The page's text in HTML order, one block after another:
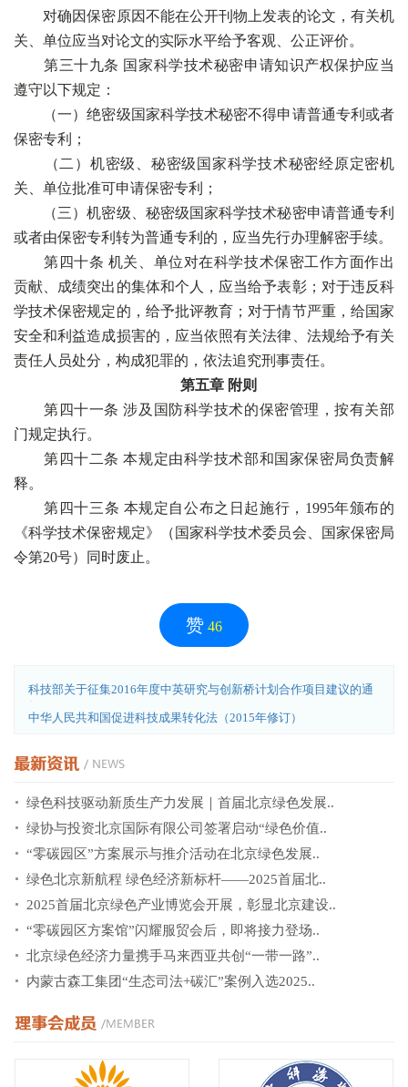
对确因保密原因不能在公开刊物上发表的论文，有关机
关、单位应当对论文的实际水平给予客观、公正评价。
第三十九条 国家科学技术秘密申请知识产权保护应当
遵守以下规定：
（一）绝密级国家科学技术秘密不得申请普通专利或者
保密专利；
（二）机密级、秘密级国家科学技术秘密经原定密机
关、单位批准可申请保密专利；
（三）机密级、秘密级国家科学技术秘密申请普通专利
或者由保密专利转为普通专利的，应当先行办理解密手续。
第四十条 机关、单位对在科学技术保密工作方面作出
贡献、成绩突出的集体和个人，应当给予表彰；对于违反科
学技术保密规定的，给予批评教育；对于情节严重，给国家
安全和利益造成损害的，应当依照有关法律、法规给予有关
责任人员处分，构成犯罪的，依法追究刑事责任。
第五章 附则
第四十一条 涉及国防科学技术的保密管理，按有关部
门规定执行。
第四十二条 本规定由科学技术部和国家保密局负责解
释。
第四十三条 本规定自公布之日起施行，1995年颁布的
《科学技术保密规定》（国家科学技术委员会、国家保密局
令第20号）同时废止。
赞 46
科技部关于征集2016年度中英研究与创新桥计划合作项目建议的通
中华人民共和国促进科技成果转化法（2015年修订）
绿色科技驱动新质生产力发展｜首届北京绿色发展..
绿协与投资北京国际有限公司签署启动“绿色价值..
“零碳园区”方案展示与推介活动在北京绿色发展..
绿色北京新航程 绿色经济新标杆——2025首届北..
2025首届北京绿色产业博览会开展，彰显北京建设..
“零碳园区方案馆”闪耀服贸会后，即将接力登场..
北京绿色经济力量携手马来西亚共创“一带一路”..
内蒙古森工集团“生态司法+碳汇”案例入选2025..